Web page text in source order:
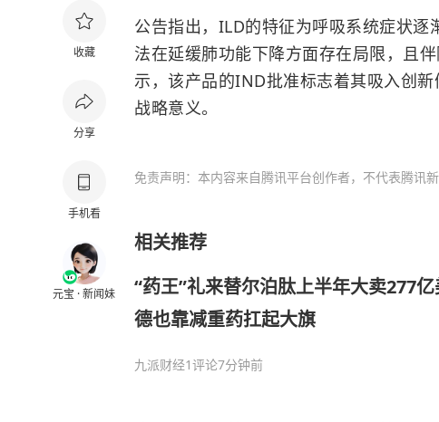
收藏
分享
手机看
元宝 · 新闻妹
公告指出，ILD的特征为呼吸系统症状
法在延缓肺功能下降方面存在局限，且
示，该产品的IND批准标志着其吸入创
战略意义。
免责声明：本内容来自腾讯平台创作者，不代表腾讯
相关推荐
“药王”礼来替尔泊肽上半年大卖277
德也靠减重药扛起大旗
九派财经1评论7分钟前